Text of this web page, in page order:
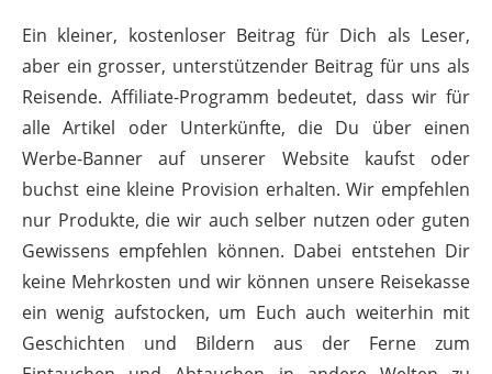
Ein kleiner, kostenloser Beitrag für Dich als Leser,
aber ein grosser, unterstützender Beitrag für uns als
Reisende. Affiliate-Programm bedeutet, dass wir für
alle Artikel oder Unterkünfte, die Du über einen
Werbe-Banner auf unserer Website kaufst oder
buchst eine kleine Provision erhalten. Wir empfehlen
nur Produkte, die wir auch selber nutzen oder guten
Gewissens empfehlen können. Dabei entstehen Dir
keine Mehrkosten und wir können unsere Reisekasse
ein wenig aufstocken, um Euch auch weiterhin mit
Geschichten und Bildern aus der Ferne zum